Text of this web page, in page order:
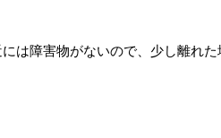
は障害物がないので、少し離れ